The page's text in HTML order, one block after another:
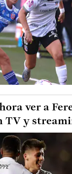
ver a
TV y